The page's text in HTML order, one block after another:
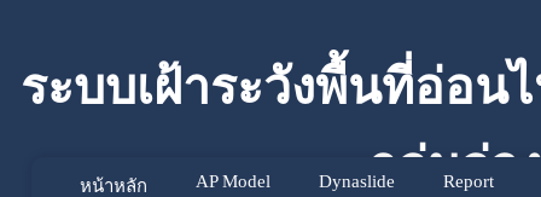
ระบบเฝ้าระวังพื้นที่อ่อน
ถล่มล่ว
หน้าหลัก AP Model Dynaslide Report